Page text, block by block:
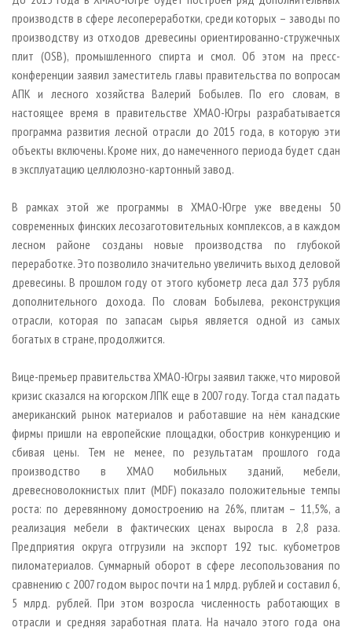
СУШКА ДРЕВЕСИНЫ
ПРОИЗВОДСТВО ДРЕВЕСНЫХ ПЛИТ
ДЕРЕВЯННОЕ ДОМОСТРОЕНИЕ
ПРОИЗВОДСТВО МЕБЕЛИ
БИОЭНЕРГЕТИКА
ЦБП
ИНСТРУМЕНТ И МАТЕРИАЛЫ
ПЕРСОНЫ
МОБИЛЬНЫЕ ВЫСТАВКИ
ОФИЦИАЛЬНЫЕ ДЕЛЕГАЦИИ
ПРИОРИТЕТНЫЕ ИНВЕСТПРОЕКТЫ
RUSSIAN FORESTRY REVIEW
ГАЗЕТА ЛЕСПРОМФОРУМ
БИБЛИОТЕКА СПЕЦИАЛИСТА
КОНТАКТЫ
РЕКЛАМА
РЕКЛАМА НА САЙТЕ
производств в сфере лесопереработки, среди которых – заводы по
производству из отходов древесины ориентированно-стружечных
плит (OSB), промышленного спирта и смол. Об этом на пресс-
конференции заявил заместитель главы правительства по вопросам
АПК и лесного хозяйства Валерий Бобылев. По его словам, в
настоящее время в правительстве ХМАО-Югры разрабатывается
программа развития лесной отрасли до 2015 года, в которую эти
объекты включены. Кроме них, до намеченного периода будет сдан
в эксплуатацию целлюлозно-картонный завод.
В рамках этой же программы в ХМАО-Югре уже введены 50
современных финских лесозаготовительных комплексов, а в каждом
лесном районе созданы новые производства по глубокой
переработке. Это позволило значительно увеличить выход деловой
древесины. В прошлом году от этого кубометр леса дал 373 рубля
дополнительного дохода. По словам Бобылева, реконструкция
отрасли, которая по запасам сырья является одной из самых
богатых в стране, продолжится.
Вице-премьер правительства ХМАО-Югры заявил также, что мировой
кризис сказался на югорском ЛПК еще в 2007 году. Тогда стал падать
американский рынок материалов и работавшие на нём канадские
фирмы пришли на европейские площадки, обострив конкуренцию и
сбивая цены. Тем не менее, по результатам прошлого года
производство в ХМАО мобильных зданий, мебели,
древесноволокнистых плит (MDF) показало положительные темпы
роста: по деревянному домостроению на 26%, плитам – 11,5%, а
реализация мебели в фактических ценах выросла в 2,8 раза.
Предприятия округа отгрузили на экспорт 192 тыс. кубометров
пиломатериалов. Суммарный оборот в сфере лесопользования по
сравнению с 2007 годом вырос почти на 1 млрд. рублей и составил 6,
5 млрд. рублей. При этом возросла численность работающих в
отрасли и средняя заработная плата. На начало этого года она